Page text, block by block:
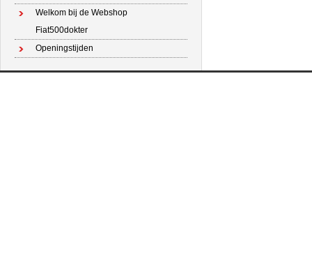
Welkom bij de Webshop
Fiat500dokter
Openingstijden